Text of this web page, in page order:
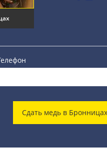
Сдать медь в Бронницах